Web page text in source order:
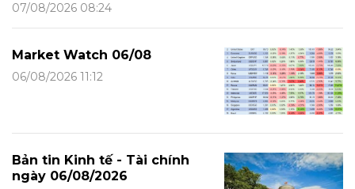
07/08/2026 08:24
Market Watch 06/08
06/08/2026 11:12
Bản tin Kinh tế - Tài chính
ngày 06/08/2026